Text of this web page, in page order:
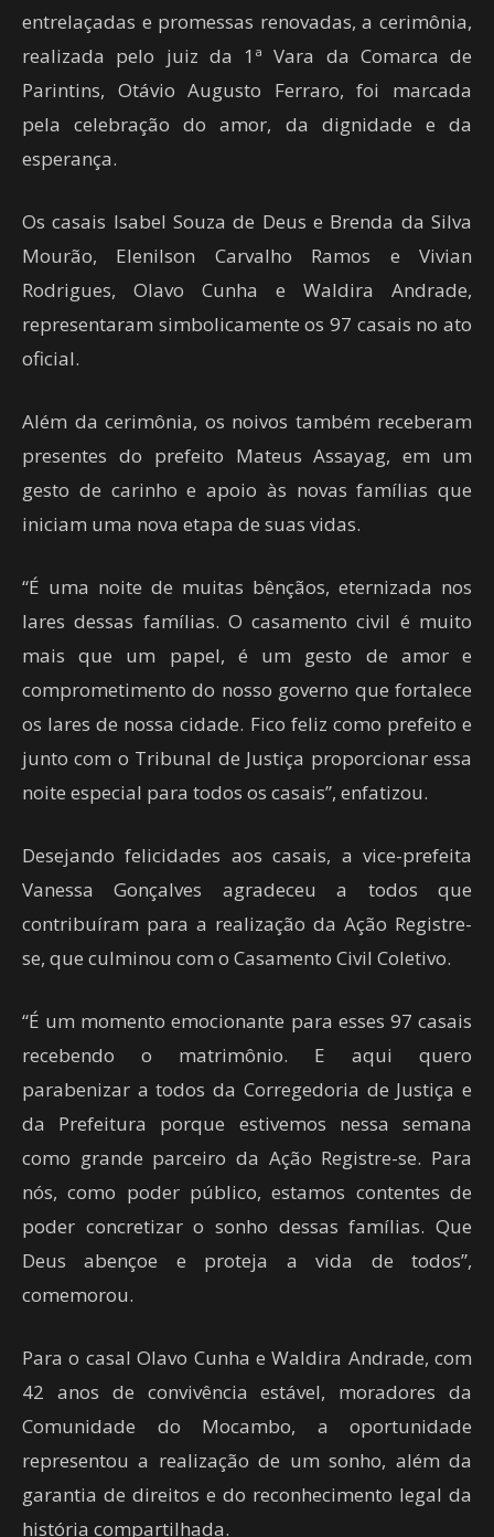
entrelaçadas e promessas renovadas, a cerimônia,
realizada pelo juiz da 1ª Vara da Comarca de
Parintins, Otávio Augusto Ferraro, foi marcada
pela celebração do amor, da dignidade e da
esperança.
Os casais Isabel Souza de Deus e Brenda da Silva
Mourão, Elenilson Carvalho Ramos e Vivian
Rodrigues, Olavo Cunha e Waldira Andrade,
representaram simbolicamente os 97 casais no ato
oficial.
Além da cerimônia, os noivos também receberam
presentes do prefeito Mateus Assayag, em um
gesto de carinho e apoio às novas famílias que
iniciam uma nova etapa de suas vidas.
“É uma noite de muitas bênçãos, eternizada nos
lares dessas famílias. O casamento civil é muito
mais que um papel, é um gesto de amor e
comprometimento do nosso governo que fortalece
os lares de nossa cidade. Fico feliz como prefeito e
junto com o Tribunal de Justiça proporcionar essa
noite especial para todos os casais”, enfatizou.
Desejando felicidades aos casais, a vice-prefeita
Vanessa Gonçalves agradeceu a todos que
contribuíram para a realização da Ação Registre-
se, que culminou com o Casamento Civil Coletivo.
“É um momento emocionante para esses 97 casais
recebendo o matrimônio. E aqui quero
parabenizar a todos da Corregedoria de Justiça e
da Prefeitura porque estivemos nessa semana
como grande parceiro da Ação Registre-se. Para
nós, como poder público, estamos contentes de
poder concretizar o sonho dessas famílias. Que
Deus abençoe e proteja a vida de todos”,
comemorou.
Para o casal Olavo Cunha e Waldira Andrade, com
42 anos de convivência estável, moradores da
Comunidade do Mocambo, a oportunidade
representou a realização de um sonho, além da
garantia de direitos e do reconhecimento legal da
história compartilhada.